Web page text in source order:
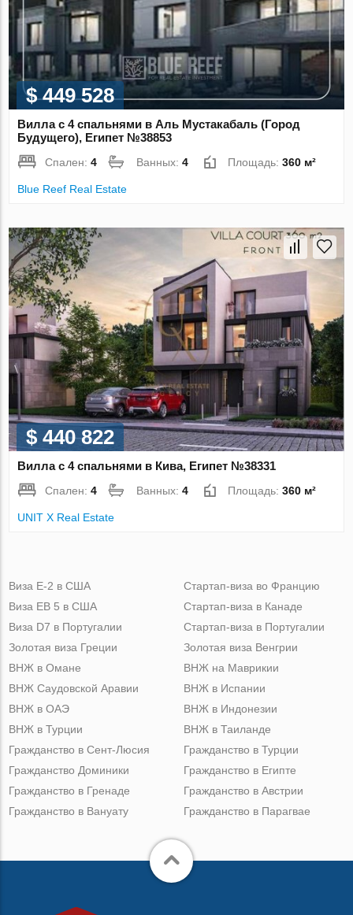
$ 449 528
Вилла с 4 спальнями в Аль Мустакабаль (Город
Будущего), Египет №38853
Спален:4 Ванных:4 Площадь:360 м²
Blue Reef Real Estate
$ 440 822
Вилла с 4 спальнями в Кива, Египет №38331
Спален:4 Ванных:4 Площадь:360 м²
UNIT X Real Estate
Виза Е-2 в США
Виза ЕВ 5 в США
Виза D7 в Португалии
Золотая виза Греции
Стартап-виза во Францию
Стартап-виза в Канаде
Стартап-виза в Португалии
Золотая виза Венгрии
ВНЖ в Омане
ВНЖ Саудовской Аравии
ВНЖ в ОАЭ
ВНЖ в Турции
ВНЖ на Маврикии
ВНЖ в Испании
ВНЖ в Индонезии
ВНЖ в Таиланде
Гражданство в Сент-Люсия
Гражданство Доминики
Гражданство в Гренаде
Гражданство в Вануату
Гражданство в Турции
Гражданство в Египте
Гражданство в Австрии
Гражданство в Парагвае